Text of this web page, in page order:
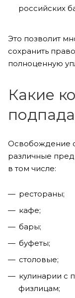
российских
Это позволит
сохранить
полноценную
Какие
Освобождение
различные
в том числе:
рестораны;
кафе;
бары;
буфеты;
столовые;
кулинарии с
физлицам;